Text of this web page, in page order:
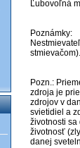
Ľubovoľná
Poznámky:
stmievačom).
Pozn.:
zdroja je
zdrojov v
svietidiel a
životnosti sa
životnosť
danej